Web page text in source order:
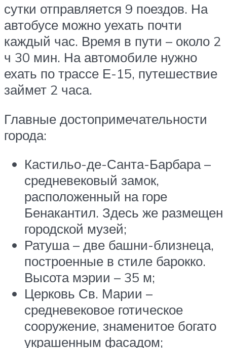
сутки отправляется 9 поездов. На
автобусе можно уехать почти
каждый час. Время в пути – около 2
ч 30 мин. На автомобиле нужно
ехать по трассе Е-15, путешествие
займет 2 часа.
Главные достопримечательности
города:
Кастильо-де-Санта-Барбара –
средневековый замок,
расположенный на горе
Бенакантил. Здесь же размещен
городской музей;
Ратуша – две башни-близнеца,
построенные в стиле барокко.
Высота мэрии – 35 м;
Церковь Св. Марии –
средневековое готическое
сооружение, знаменитое богато
украшенным фасадом;